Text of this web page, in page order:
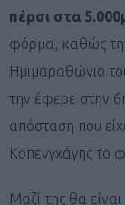
πέρσι στα
φόρμα, καθώς
Ημιμαραθώνιο
την έφερε στην
απόσταση που
Κοπενγχάγης το
Μαζί της θα είναι